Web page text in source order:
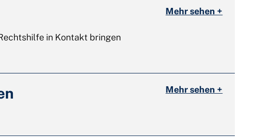
in Kontakt bringen
Mehr sehen +
Mehr sehen +